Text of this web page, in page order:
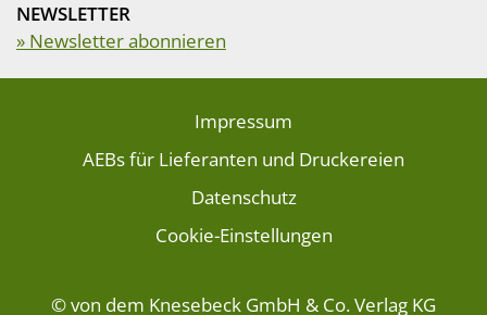
NEWSLETTER
» Newsletter abonnieren
Impressum
AEBs für Lieferanten und Druckereien
Datenschutz
Cookie-Einstellungen
© von dem Knesebeck GmbH & Co. Verlag KG